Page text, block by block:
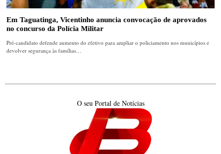
Em Taguatinga, Vicentinho anuncia convocação de aprovados
no concurso da Polícia Militar
Pré-candidato defende aumento do efetivo para ampliar o policiamento nos municípios e
devolver segurança às famílias…
O seu Portal de Notícias